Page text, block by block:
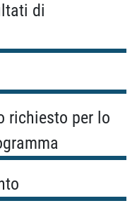
di
richiesto per lo